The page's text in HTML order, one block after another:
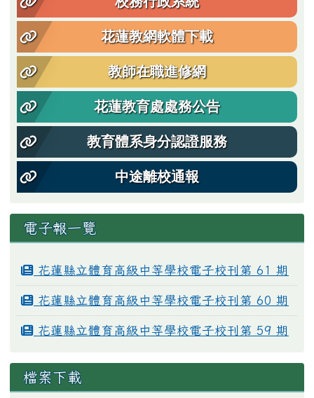
花蓮教網軟體下載
教師在職進修網
花蓮教育處處務公告
教育體系身分認證服務
中途離校通報
電子報一覽
花蓮縣立體育高級中等學校電子校刊第 61 期
花蓮縣立體育高級中等學校電子校刊第 60 期
花蓮縣立體育高級中等學校電子校刊第 59 期
檔案下載